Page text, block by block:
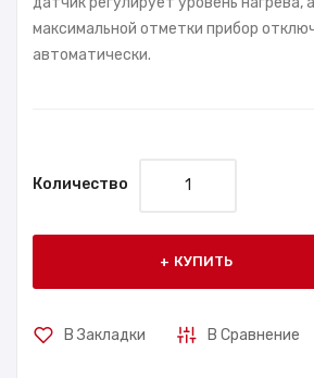
максимальной отметки прибор
автоматически.
Количество
КУПИТЬ
В Закладки В Сравнение